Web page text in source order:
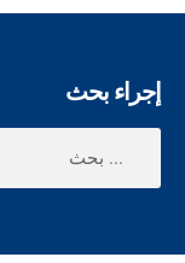
إجراء بحث